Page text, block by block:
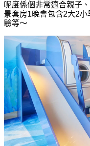
呢度係個非常適合親子
景套房1晚會包含2大2
驗等～